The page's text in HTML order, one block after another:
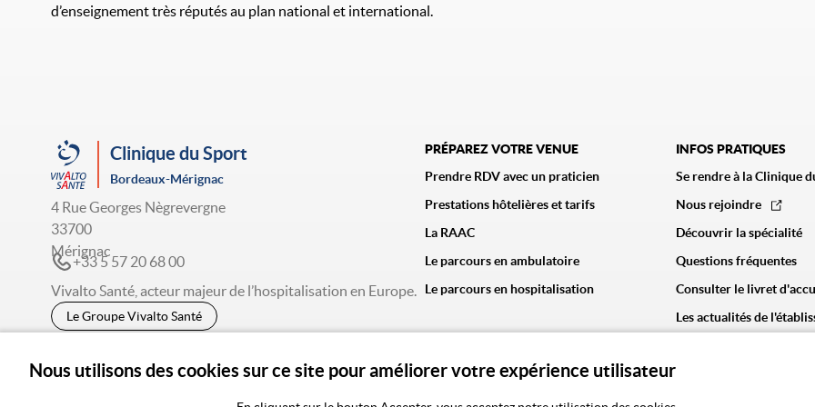
Nous utilisons des cookies sur ce site pour améliorer votre expérience utilisateur
d’enseignement très réputés au plan national et international.
Clinique du Sport
Bordeaux-Mérignac
4 Rue Georges Nègrevergne
33700
Mérignac
+33 5 57 20 68 00
Vivalto Santé, acteur majeur de l’hospitalisation en Europe.
Le Groupe Vivalto Santé
PRÉPAREZ VOTRE VENUE
Prendre RDV avec un praticien
Prestations hôtelières et tarifs
La RAAC
Le parcours en ambulatoire
Le parcours en hospitalisation
INFOS PRATIQUES
Se rendre à la Clinique
Nous rejoindre
Découvrir la spécialité
Questions fréquentes
Consulter le livret
Les actualités de